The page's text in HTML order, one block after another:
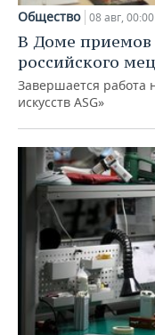
Общество 08 авг, 00:00
В Доме приемов
российского
Завершается работа
искусств ASG»